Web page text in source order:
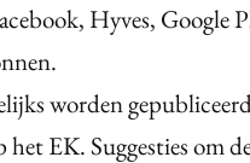
Hyves, Google
worden
het EK. Suggesties om